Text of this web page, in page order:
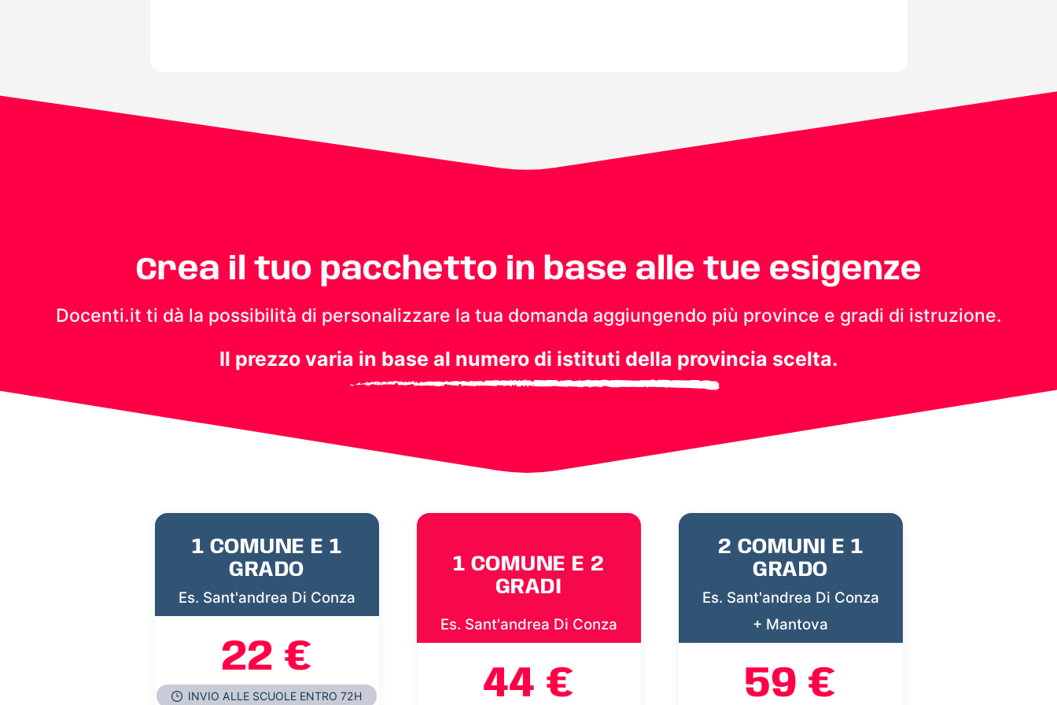
Crea il tuo pacchetto in base alle tue esigenze
Docenti.it ti dà la possibilità di personalizzare la tua domanda aggiungendo più province e gradi di istruzione.
Il prezzo varia in base al numero di istituti della provincia scelta.
1 COMUNE E 1
GRADO
Es. Sant'andrea Di Conza
22 €
INVIO ALLE SCUOLE ENTRO 72H
1 COMUNE E 2
GRADI
Es. Sant'andrea Di Conza
44 €
2 COMUNI E 1
GRADO
Es. Sant'andrea Di Conza
+ Mantova
59 €